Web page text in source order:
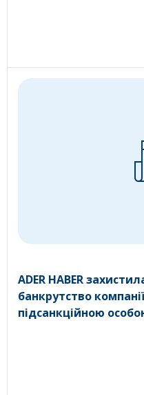
ADER HABER
банкрутство
підсанкційною